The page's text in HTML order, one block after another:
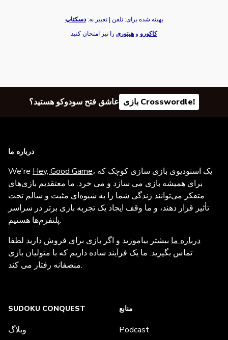
بهینه شده برای: تلفن | تغییر به:دسکتاپ
کاکورو و هیتوری را نیز امتحان کنید
عاشق فتح سودوکو هستید؟ بازی Crosswordle!
درباره ما
We're Hey, Good Game، یک استودیوی بازی سازی کوچک که
برای همیشه بازی می سازد و می خرد. ما معتقدیم بازی‌های
متفکر می‌توانند زندگی شما را به شیوه‌ای مثبت و سالم تحت
تأثیر قرار دهند، و ما وقف ایجاد یک تجربه بازی برتر در سراسر
پلتفرم‌ها هستیم.
درباره ما بیشتر بیاموزید و اگر بازی برای فروش دارید لطفا
تماس بگیرید. ما یک فرآیند ساده داریم که با متولیان بازی
منصفانه رفتار می کند.
SUDOKU CONQUEST
وبلاگ
منابع
Podcast